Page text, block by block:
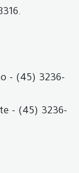
- (45) 3236-
- (45) 3236-